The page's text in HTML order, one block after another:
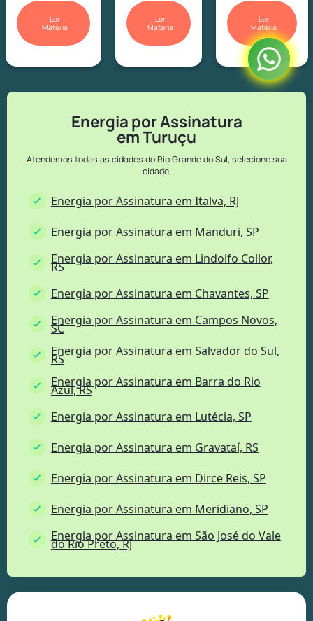
Ler
Matéria
Ler
Matéria
Ler
Matéria
Energia por Assinatura
em Turuçu
Atendemos todas as cidades do Rio Grande do Sul, selecione sua
cidade.
Energia por Assinatura em Italva, RJ
Energia por Assinatura em Manduri, SP
Energia por Assinatura em Lindolfo Collor,
RS
Energia por Assinatura em Chavantes, SP
Energia por Assinatura em Campos Novos,
SC
Energia por Assinatura em Salvador do Sul,
RS
Energia por Assinatura em Barra do Rio
Azul, RS
Energia por Assinatura em Lutécia, SP
Energia por Assinatura em Gravataí, RS
Energia por Assinatura em Dirce Reis, SP
Energia por Assinatura em Meridiano, SP
Energia por Assinatura em São José do Vale
do Rio Preto, RJ